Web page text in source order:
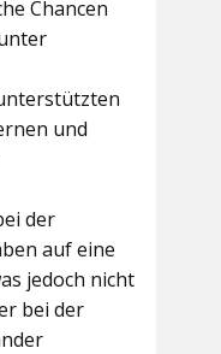
Chancen
und
der
auf eine
jedoch nicht
bei der